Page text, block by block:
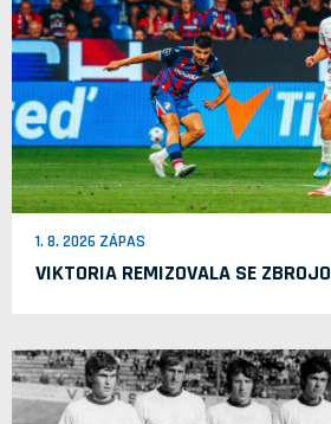
1. 8. 2026 ZÁPAS
VIKTORIA REMIZOVALA SE